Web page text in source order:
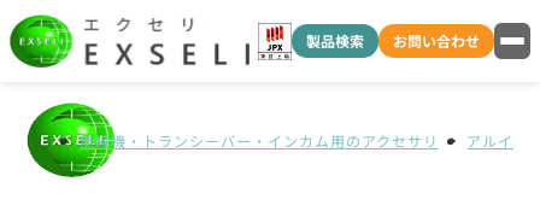
製品検索 お問い合わせ
無線機・トランシーバー・インカム用のアクセサリ アルイン